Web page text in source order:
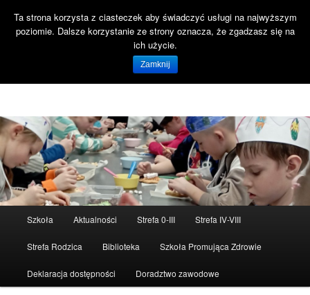
Witaj na stronie SP47 Gdańsk!
główne
Przeskocz
do
tekstu
Przeskocz
do
widgetów
Szkoła Aktualności Strefa 0-III Strefa IV-VIII
Strefa Rodzica Biblioteka Szkoła Promująca Zdrowie
Deklaracja dostępności Doradztwo zawodowe
Ta strona korzysta z ciasteczek aby świadczyć usługi na najwyższym
poziomie. Dalsze korzystanie ze strony oznacza, że zgadzasz się na
ich użycie.
Zamknij